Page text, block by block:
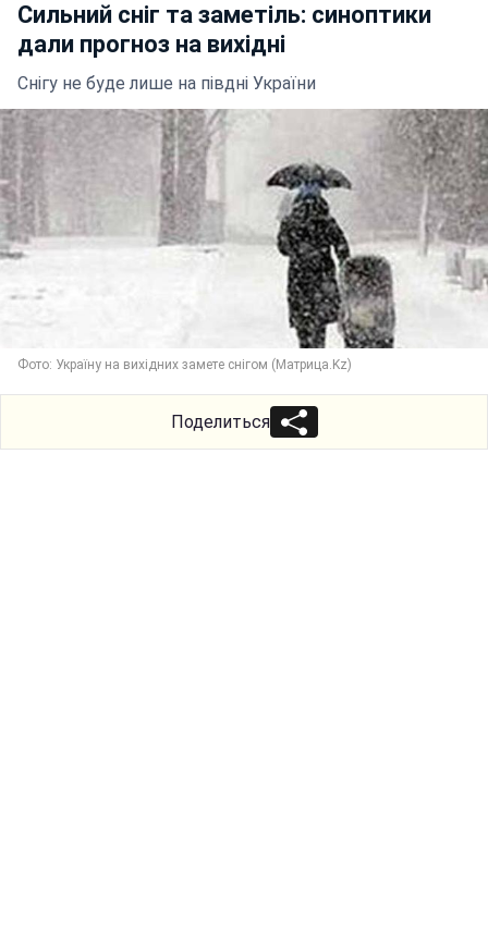
Сильний сніг та заметіль: синоптики
дали прогноз на вихідні
Снігу не буде лише на півдні України
Фото: Україну на вихідних замете снігом (Матрица.Kz)
Поделиться